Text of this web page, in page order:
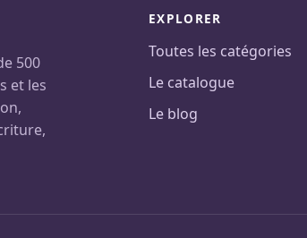
500
et les
EXPLORER
Toutes les catégories
Le catalogue
Le blog